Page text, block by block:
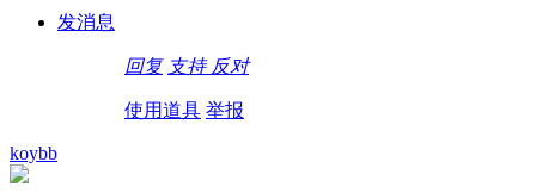
发消息
回复 支持 反对
使用道具 举报
koybb